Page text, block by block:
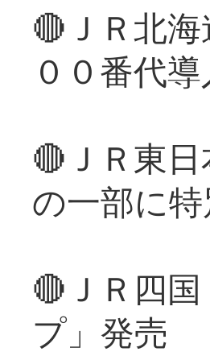
🔴ＪＲ北
００番代
🔴ＪＲ東
の一部に
🔴ＪＲ四
プ」発売